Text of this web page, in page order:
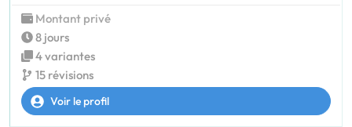
Montant privé
8 jours
4 variantes
15 révisions
Voir le profil